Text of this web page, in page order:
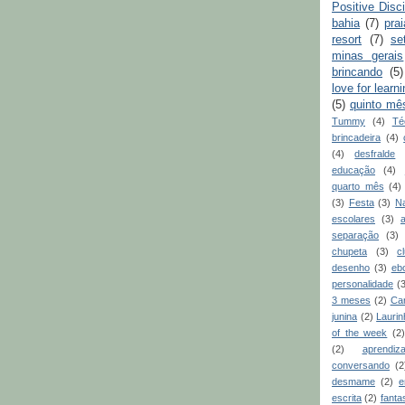
Positive
bahia (7)
resort
(7)
minas gerais
brincando (5)
love for
(5) quinto
Tummy (4)
brincadeira (4)
(4)
desfralde
educação
(4)
quarto mês (4)
(3) Festa (3)
escolares
(3)
separação
(3)
chupeta
(3)
desenho (3)
personalidade
3 meses (2)
junina (2)
of the week (2)
(2)
conversando
desmame (2)
escrita (2)